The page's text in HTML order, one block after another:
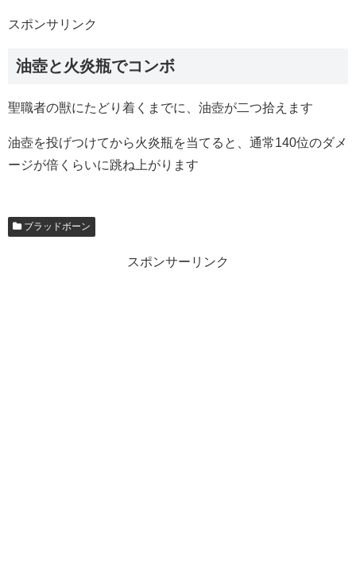
スポンサリンク
油壺と火炎瓶でコンボ
聖職者の獣にたどり着くまでに、油壺が二つ拾えます
油壺を投げつけてから火炎瓶を当てると、通常140位のダメ
ージが倍くらいに跳ね上がります
ブラッドボーン
スポンサーリンク